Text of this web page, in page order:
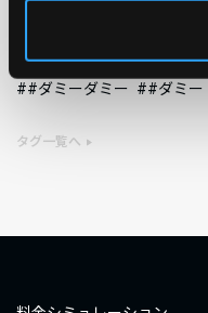
#AWS
#○○してみた
#自動化
#ダミーダミー
#ダミー
タグ一覧へ